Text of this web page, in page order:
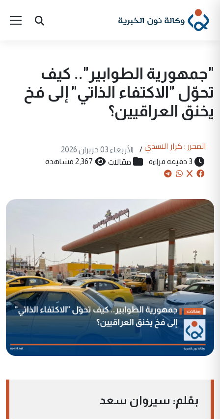
"جمهورية الطوابير".. كيف
تحوّل "الاكتفاء الذاتي" إلى فخ
يخنق العراقيين؟
المحرر : كرار الاسدي /
الأربعاء 03 حزيران 2026
3 دقيقة قراءة
مقالات 2,367 مشاهدة
بقلم: سيروان سعد